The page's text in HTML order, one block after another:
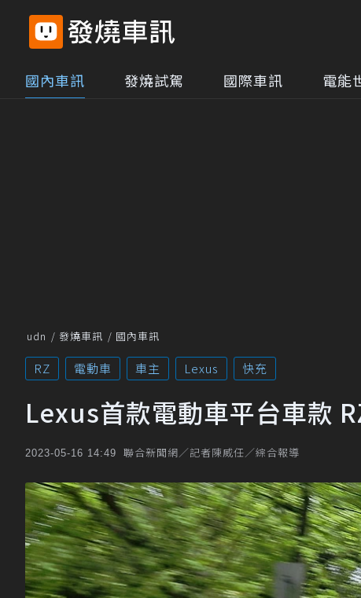
國內車訊 發燒試駕 國際車訊 電能
udn 發燒車訊 國內車訊
RZ 電動車 車主 Lexus 快充
Lexus首款電動車平台車款
2023-05-16 14:49 聯合新聞網／記者陳威任／綜合報導